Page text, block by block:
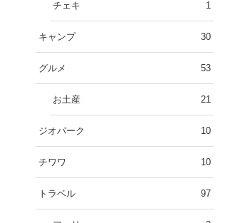
チェキ 1
キャンプ 30
グルメ 53
お土産 21
ジオパーク 10
チワワ 10
トラベル 97